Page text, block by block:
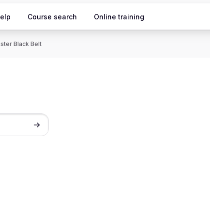
Course search Online training
Black Belt
Search courses